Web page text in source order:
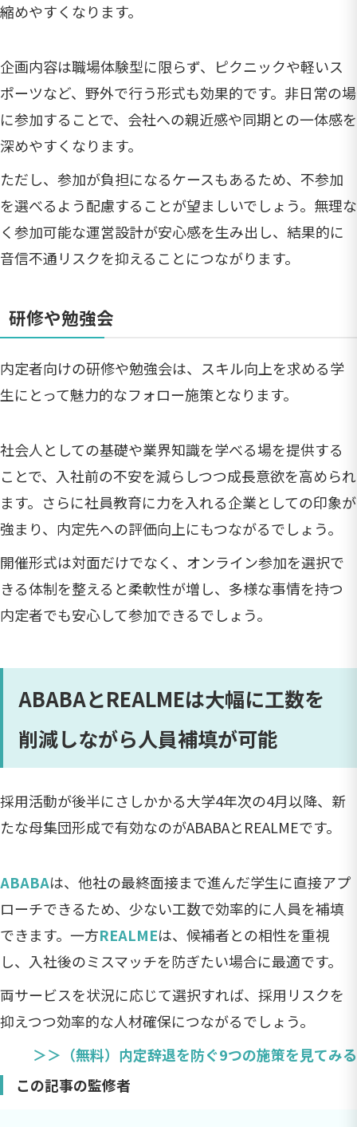
縮めやすくなります。
企画内容は職場体験型に限らず、ピクニックや軽いス
ポーツなど、野外で行う形式も効果的です。非日常の場
に参加することで、会社への親近感や同期との一体感を
深めやすくなります。
ただし、参加が負担になるケースもあるため、不参加
を選べるよう配慮することが望ましいでしょう。無理な
く参加可能な運営設計が安心感を生み出し、結果的に
音信不通リスクを抑えることにつながります。
研修や勉強会
内定者向けの研修や勉強会は、スキル向上を求める学
生にとって魅力的なフォロー施策となります。
社会人としての基礎や業界知識を学べる場を提供する
ことで、入社前の不安を減らしつつ成長意欲を高められ
ます。さらに社員教育に力を入れる企業としての印象が
強まり、内定先への評価向上にもつながるでしょう。
開催形式は対面だけでなく、オンライン参加を選択で
きる体制を整えると柔軟性が増し、多様な事情を持つ
内定者でも安心して参加できるでしょう。
ABABAとREALMEは大幅に工数を
削減しながら人員補填が可能
採用活動が後半にさしかかる大学4年次の4月以降、新
たな母集団形成で有効なのがABABAとREALMEです。
ABABAは、他社の最終面接まで進んだ学生に直接アプ
ローチできるため、少ない工数で効率的に人員を補填
できます。一方REALMEは、候補者との相性を重視
し、入社後のミスマッチを防ぎたい場合に最適です。
両サービスを状況に応じて選択すれば、採用リスクを
抑えつつ効率的な人材確保につながるでしょう。
＞＞（無料）内定辞退を防ぐ9つの施策を見てみる
この記事の監修者